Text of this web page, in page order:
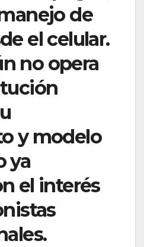
de
el celular.
no opera
y modelo
ya
el interés